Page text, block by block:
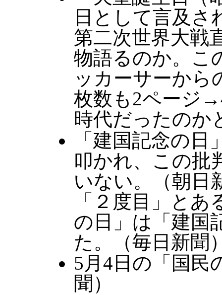
日として言及
第二次世界大戦
物語るのか。こ
ッカーサーから
枚数も2ページ
時代だったのか
「建国記念の
叩かれ、この批
いない。（朝
「２度目」と
の日」は「建国
た。（毎日新聞
5月4日の「国民
聞）